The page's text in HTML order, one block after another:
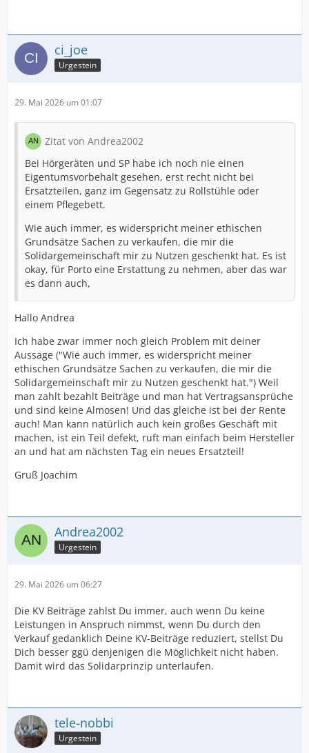
ci_joe
Urgestein
29. Mai 2026 um 01:07
Zitat von Andrea2002
Bei Hörgeräten und SP habe ich noch nie einen
Eigentumsvorbehalt gesehen, erst recht nicht bei
Ersatzteilen, ganz im Gegensatz zu Rollstühle oder
einem Pflegebett.
Wie auch immer, es widerspricht meiner ethischen
Grundsätze Sachen zu verkaufen, die mir die
Solidargemeinschaft mir zu Nutzen geschenkt hat. Es ist
okay, für Porto eine Erstattung zu nehmen, aber das war
es dann auch,
Hallo Andrea
Ich habe zwar immer noch gleich Problem mit deiner
Aussage ("Wie auch immer, es widerspricht meiner
ethischen Grundsätze Sachen zu verkaufen, die mir die
Solidargemeinschaft mir zu Nutzen geschenkt hat.") Weil
man zahlt bezahlt Beiträge und man hat Vertragsansprüche
und sind keine Almosen! Und das gleiche ist bei der Rente
auch! Man kann natürlich auch kein großes Geschäft mit
machen, ist ein Teil defekt, ruft man einfach beim Hersteller
an und hat am nächsten Tag ein neues Ersatzteil!
Gruß Joachim
Andrea2002
Urgestein
29. Mai 2026 um 06:27
Die KV Beiträge zahlst Du immer, auch wenn Du keine
Leistungen in Anspruch nimmst, wenn Du durch den
Verkauf gedanklich Deine KV-Beiträge reduziert, stellst Du
Dich besser ggü denjenigen die Möglichkeit nicht haben.
Damit wird das Solidarprinzip unterlaufen.
tele-nobbi
Urgestein